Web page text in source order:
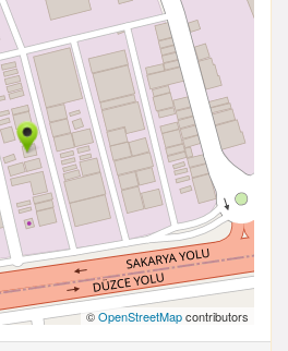
©OpenStreetMapcontributors